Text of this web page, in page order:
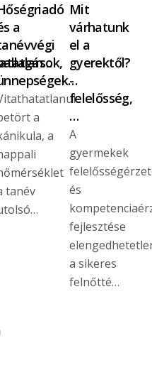
a
a
a
tanév
Mit
várhatunk
el a
gyerektől?
-
felelősség,
…
A
gyermekek
és
fejlesztése
a sikeres
felnőtté…